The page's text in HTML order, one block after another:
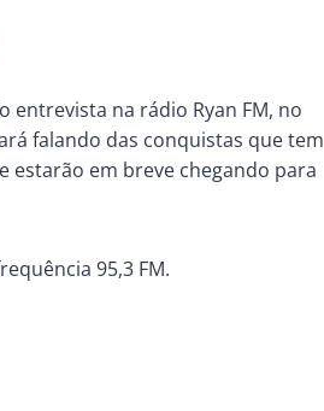
na rádio Ryan FM, no
falando das conquistas que tem
em breve chegando para
95,3 FM.